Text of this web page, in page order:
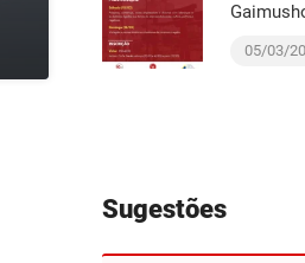
05/03/
Sugestões